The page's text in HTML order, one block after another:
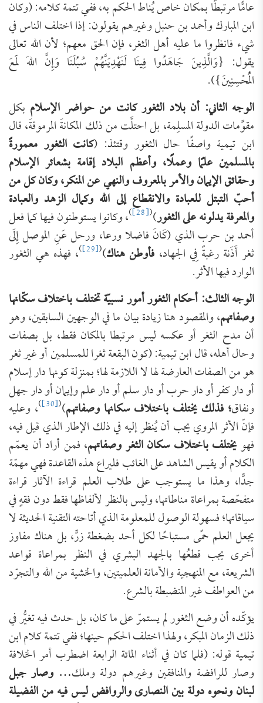
عامًّا مرتبطًا بمكان خاص يُناط الحكم به، ففي تتمة كلامه: (وكان
ابن المبارك وأحمد بن حنبل وغيرهم يقولون: إذا اختلف الناس في
شيء فانظروا ما عليه أهل الثغر، فإن الحق معهم؛ لأن الله تعالى
يقول: {وَالَّذِينَ جَاهَدُوا فِينَا لَنَهْدِيَنَّهُمْ سُبُلَنَا وَإِنَّ اللهَ لَمَعَ
الْمُحْسِنِينَ}).
الوجه الثاني: أن بلاد الثغور كانت من حواضر الإسلام بكل
مقوِّمات الدولة المسلِمة، بل احتلَّت من ذلك المكانةَ المرموقةَ، قال
ابن تيمية واصفًا حال الثغور وقتئذ: (كانت الثغور معمورةً
بالمسلمين علمًا وعملًا، وأعظم البلاد إقامة بشعائر الإسلام
وحقائق الإيمان والأمر بالمعروف والنهي عن المنكر، وكان كل من
أحبّ التبتل للعبادة والانقطاع إلى الله وكمال الزهد والعبادة
والمعرفة يدلونه على الثغور)
(
[28]
)، وكانوا يستوطنون فيها كما فعل
أحمد بن حرب الذي (كَانَ فاضلا ورعا، ورحل عَنِ الموصل إِلَى
ثغر أَذَنة رغبةً فِي الجهاد، فأوطن هناك)
(
[29]
)، فهذه هي الثغور
الوارد فيها الأثر.
الوجه الثالث: أحكام الثغور أمور نسبيّة تختلف باختلاف سكّانها
وصفاتهم، والمقصود هنا زيادة بيان ما في الوجهين السابقين، وهو
أن مدح الثغر أو عكسه ليس مرتبطا بالمكان فقط، بل بصفات
وحال أهله، قال ابن تيمية: (كون البقعة ثغرا للمسلمين أو غير ثغر
هو من الصفات العارضة لها لا اللازمة لها؛ بمنزلة كونها دار إسلام
أو دار كفر أو دار حرب أو دار سلم أو دار علم وإيمان أو دار جهل
ونفاق؛ فذلك يختلف باختلاف سكانها وصفاتهم)
(
[30]
)، وعليه
فإنّ الأثر المروي يجب أن يُنظر إليه في ذلك الإطار الذي قيل فيه،
فهويختلف باختلاف سكان الثغر وصفاتهم، فمن أراد أن يعمّم
الكلام أو يقيس الشاهد على الغائب فليراع هذه القاعدة فهي مهمّة
جدًّا، وهذا ما يستوجب على طلاب العلم قراءة الآثار قراءة
متفحّصة بمراعاة مناطاتها، وليس بالنظر لألفاظها فقط دون فقهٍ في
سياقاتها؛ فسهولة الوصول للمعلومة الذي أتاحته التقنية الحديثة لا
يجعل العلم حمًى مستباحًا لكل أحد بضغطة زرٍّ، بل هناك مفاوز
أخرى يجب قطعُها بالجهد البشري في النظر بمراعاة قواعد
الشريعة، مع المنهجية والأمانة العلميتين، والخشية من الله والتجرّد
من العواطف غير المنضبطة بالشرع.
يؤكّده أن وضع الثغور لم يستمرّ على ما كان، بل حدث فيه تغيُّر في
ذلك الزمان المبكر، ولهذا اختلف الحكم حينها؛ ففي تتمة كلام ابن
تيمية قوله: (فلما كان في أثناء المائة الرابعة اضطرب أمر الخلافة
وصار للرافضة والمنافقين وغيرهم دولة وملك… وصار جبل
لبنان ونحوه دولة بين النصارى والروافض ليس فيه من الفضيلة